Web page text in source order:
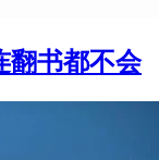
翻书都不会